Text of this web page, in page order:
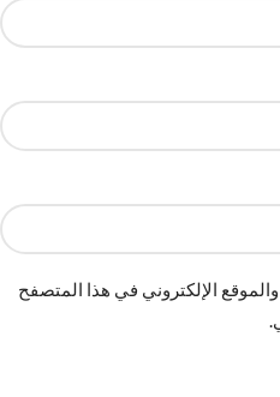
الإلكتروني في هذا المتصفح